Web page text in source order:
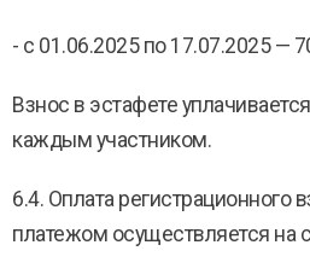
- с 01.06.2025 по 17.07.2025 —
Взнос в эстафете
каждым участником.
6.4. Оплата регистрационного
платежом осуществляется на